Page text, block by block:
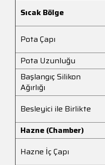
Sıcak Bölge
Pota Çapı
Pota Uzunluğu
Başlangıç Silikon
Ağırlığı
Besleyici ile Birlikte
Hazne (Chamber)
Hazne İç Çapı